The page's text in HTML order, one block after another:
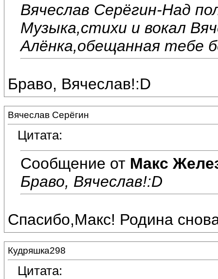
Вячеслав Серёгин-Над
Музыка,стихи и вокал
Алёнка,обещанная тебе
Браво, Вячеслав!:D
Вячеслав Серёгин
Цитата:
Сообщение от Макс
Браво, Вячеслав!:D
Спасибо,Макс! Родина
Кудряшка298
Цитата: